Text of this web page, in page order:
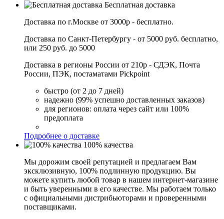
Бесплатная доставка
Доставка по г.Москве от 3000р - бесплатно.
Доставка по Санкт-Петербургу - от 5000 руб. бесплатно,
или 250 руб. до 5000
Доставка в регионы России от 210р - СДЭК, Почта
России, ПЭК, постаматами Pickpoint
быстро (от 2 до 7 дней)
надежно (99% успешно доставленных заказов)
для регионов: оплата через сайт или 100%
предоплата
Подробнее о доставке
100% качества
Мы дорожим своей репутацией и предлагаем Вам
эксклюзивную, 100% подлинную продукцию. Вы
можете купить любой товар в нашем интернет-магазине
и быть уверенными в его качестве. Мы работаем только
с официальными дистрибьюторами и проверенными
поставщиками.